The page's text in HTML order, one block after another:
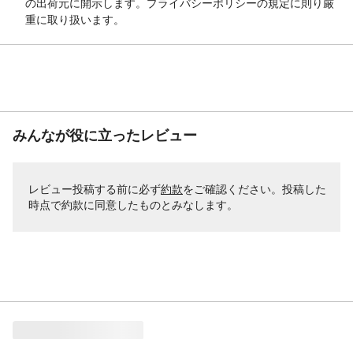
の出荷元に開示します。プライバシーポリシーの規定に則り厳
重に取り扱います。
みんなが役に立ったレビュー
レビュー投稿する前に必ず約款をご確認ください。投稿した
時点で約款に同意したものとみなします。